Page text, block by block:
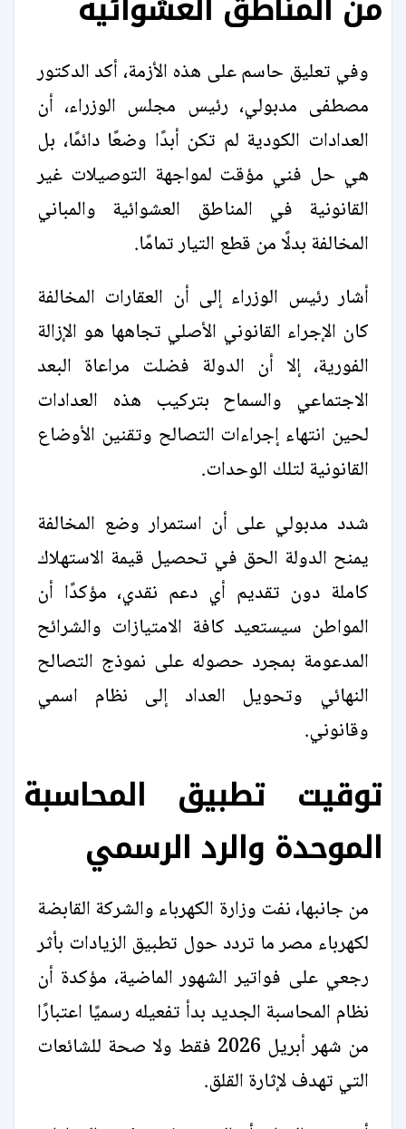
وفي تعليق حاسم على هذه الأزمة، أكد الدكتور
مصطفى مدبولي، رئيس مجلس الوزراء، أن
العدادات الكودية لم تكن أبدًا وضعًا دائمًا، بل
هي حل فني مؤقت لمواجهة التوصيلات غير
القانونية في المناطق العشوائية والمباني
المخالفة بدلًا من قطع التيار تمامًا.
أشار رئيس الوزراء إلى أن العقارات المخالفة
كان الإجراء القانوني الأصلي تجاهها هو الإزالة
الفورية، إلا أن الدولة فضلت مراعاة البعد
الاجتماعي والسماح بتركيب هذه العدادات
لحين انتهاء إجراءات التصالح وتقنين الأوضاع
القانونية لتلك الوحدات.
شدد مدبولي على أن استمرار وضع المخالفة
يمنح الدولة الحق في تحصيل قيمة الاستهلاك
كاملة دون تقديم أي دعم نقدي، مؤكدًا أن
المواطن سيستعيد كافة الامتيازات والشرائح
المدعومة بمجرد حصوله على نموذج التصالح
النهائي وتحويل العداد إلى نظام اسمي
وقانوني.
توقيت تطبيق المحاسبة
الموحدة والرد الرسمي
من جانبها، نفت وزارة الكهرباء والشركة القابضة
لكهرباء مصر ما تردد حول تطبيق الزيادات بأثر
رجعي على فواتير الشهور الماضية، مؤكدة أن
نظام المحاسبة الجديد بدأ تفعيله رسميًا اعتبارًا
من شهر أبريل 2026 فقط ولا صحة للشائعات
التي تهدف لإثارة القلق.